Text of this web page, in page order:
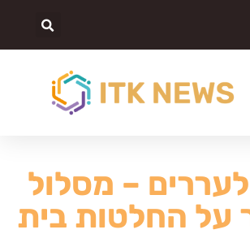
לעררים – מסלול
על החלטות בית